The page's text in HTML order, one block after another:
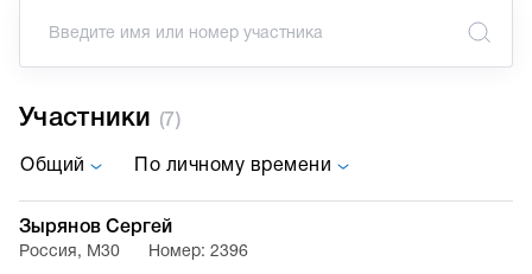
Участники (7)
Общий По личному времени
Зырянов Сергей
Россия, М30 Номер: 2396